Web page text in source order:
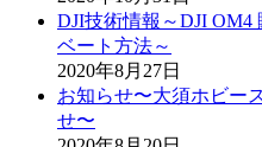
DJI技術情報～DJI OM4
ベート方法～
2020年8月27日
お知らせ〜大須ホビー
せ〜